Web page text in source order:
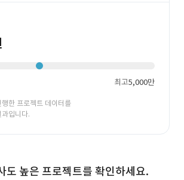
최고5,000만
한 프로젝트 데이터를
입니다.
도 높은 프로젝트를 확인하세요.